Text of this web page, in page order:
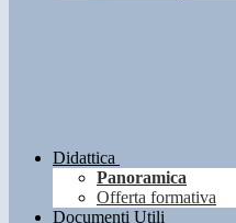
Didattica
Panoramica
Offerta formativa
Documenti Utili